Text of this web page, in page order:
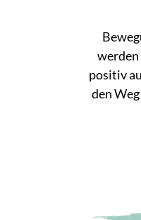
werden
positiv
den